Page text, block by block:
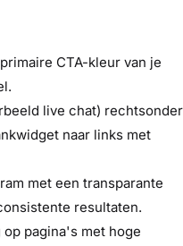
CTA-kleur van je
live chat) rechtsonder
naar links met
met een transparante
resultaten.
pagina's met hoge